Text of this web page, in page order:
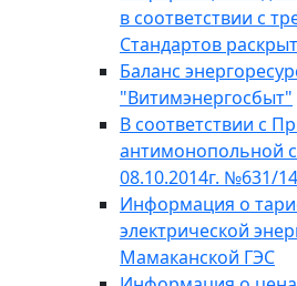
в соответствии с
Стандартов
Баланс
"Витимэнергосбыт"
В соответствии с
антимонопольной
08.10.2014г. №631/14
Информация о
электрической
Мамаканской ГЭС